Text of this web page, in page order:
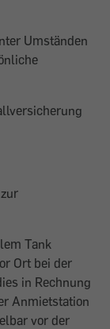
Umständen
Tank
Ort bei der
in Rechnung
Anmietstation
vor der